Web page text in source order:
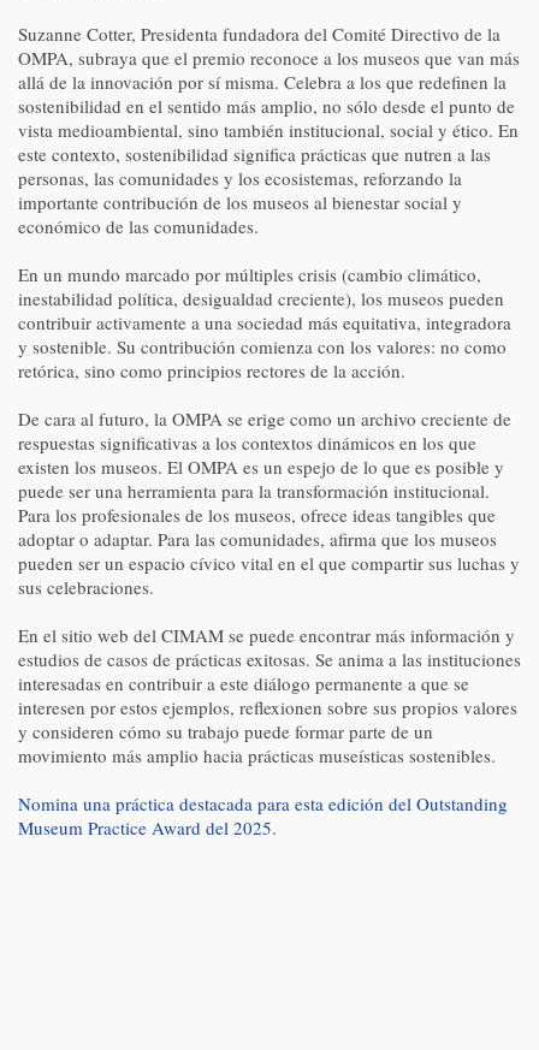
Suzanne Cotter, Presidenta fundadora del Comité Directivo de la
OMPA, subraya que el premio reconoce a los museos que van más
allá de la innovación por sí misma. Celebra a los que redefinen la
sostenibilidad en el sentido más amplio, no sólo desde el punto de
vista medioambiental, sino también institucional, social y ético. En
este contexto, sostenibilidad significa prácticas que nutren a las
personas, las comunidades y los ecosistemas, reforzando la
importante contribución de los museos al bienestar social y
económico de las comunidades.
En un mundo marcado por múltiples crisis (cambio climático,
inestabilidad política, desigualdad creciente), los museos pueden
contribuir activamente a una sociedad más equitativa, integradora
y sostenible. Su contribución comienza con los valores: no como
retórica, sino como principios rectores de la acción.
De cara al futuro, la OMPA se erige como un archivo creciente de
respuestas significativas a los contextos dinámicos en los que
existen los museos. El OMPA es un espejo de lo que es posible y
puede ser una herramienta para la transformación institucional.
Para los profesionales de los museos, ofrece ideas tangibles que
adoptar o adaptar. Para las comunidades, afirma que los museos
pueden ser un espacio cívico vital en el que compartir sus luchas y
sus celebraciones.
En el sitio web del CIMAM se puede encontrar más información y
estudios de casos de prácticas exitosas. Se anima a las instituciones
interesadas en contribuir a este diálogo permanente a que se
interesen por estos ejemplos, reflexionen sobre sus propios valores
y consideren cómo su trabajo puede formar parte de un
movimiento más amplio hacia prácticas museísticas sostenibles.
Nomina una práctica destacada para esta edición del Outstanding
Museum Practice Award del 2025.